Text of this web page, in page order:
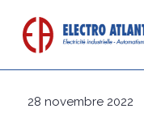
28 novembre 2022